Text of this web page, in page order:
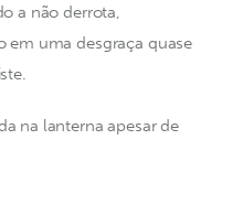
a não derrota,
em uma desgraça quase
na lanterna apesar de